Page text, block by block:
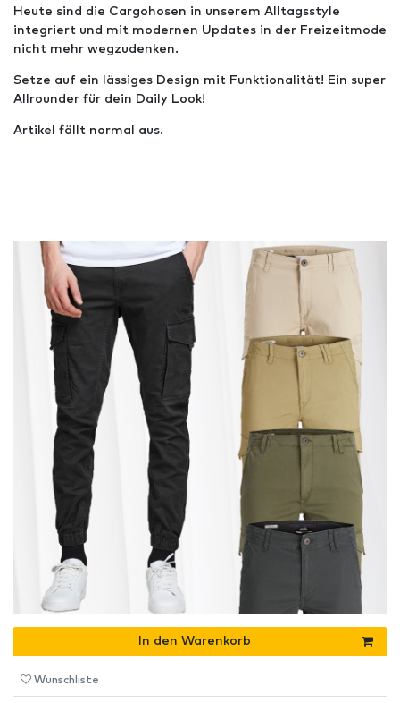
Heute sind die Cargohosen in unserem Alltagsstyle
integriert und mit modernen Updates in der Freizeitmode
nicht mehr wegzudenken.
Setze auf ein lässiges Design mit Funktionalität! Ein super
Allrounder für dein Daily Look!
Artikel fällt normal aus.
In den Warenkorb
Wunschliste